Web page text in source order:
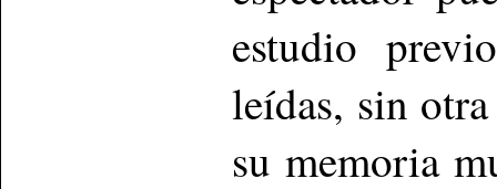
estudio
leídas, sin
su memoria